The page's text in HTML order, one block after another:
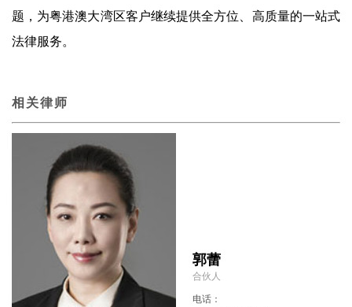
题，为粤港澳大湾区客户继续提供全方位、高质量的一站式
法律服务。
相关律师
郭蕾
合伙人
电话：